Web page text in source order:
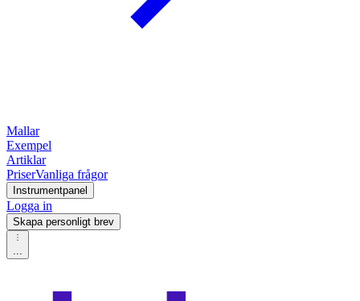
Mallar
Exempel
Artiklar
PriserVanliga frågor
Instrumentpanel
Logga in
Skapa personligt brev
...